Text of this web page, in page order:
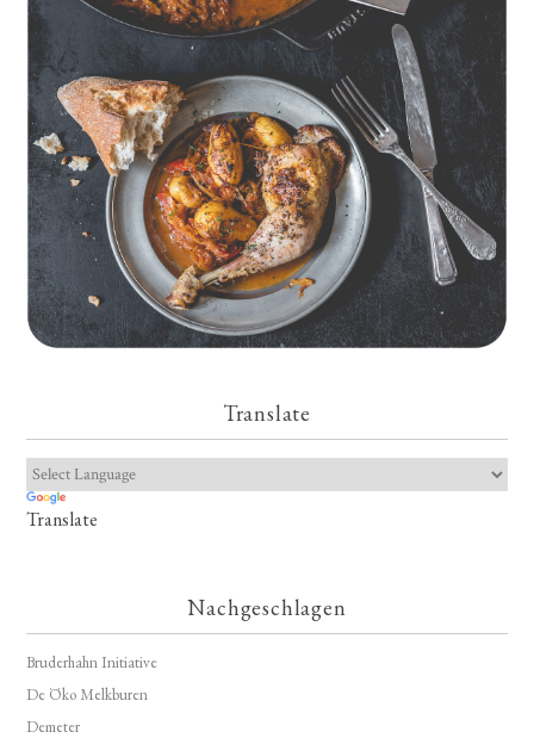
Geschmorte Hähnchenschenkel auf Paprikakraut und kleinen
Kartoffeln
Translate
Translate
Nachgeschlagen
Bruderhahn Initiative
De Öko Melkburen
Demeter